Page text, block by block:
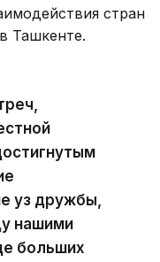
стран
Ташкенте.
уз дружбы,
нашими
больших